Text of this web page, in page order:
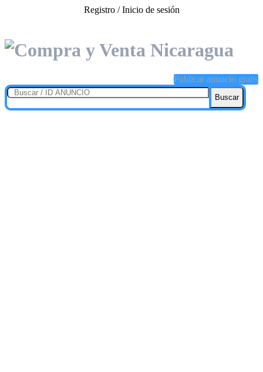
Registro / Inicio de sesión
Publicar anuncio gratis
Buscar